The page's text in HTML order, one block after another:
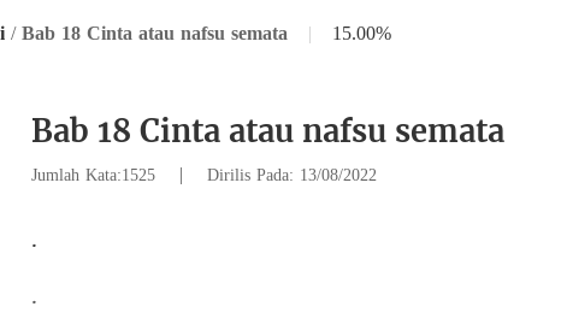
/ Bab 18 Cinta atau nafsu semata | 15.00%
Bab 18 Cinta atau nafsu semata
Jumlah Kata:1525 | Dirilis Pada: 13/08/2022